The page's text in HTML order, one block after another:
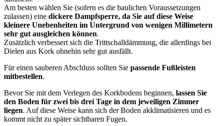
Am besten wählen Sie (sofern es die baulichen Voraussetzungen
zulassen) eine dickere Dampfsperre, da Sie auf diese Weise
kleinere Unebenheiten im Untergrund von wenigen Millimetern
sehr gut ausgleichen können.
Zusätzlich verbessert sich die Trittschalldämmung, die allerdings bei
Dielen aus Kork ohnehin sehr gut ausfällt.
Für einen sauberen Abschluss sollten Sie passende Fußleisten
mitbestellen.
Bevor Sie mit dem Verlegen des Korkbodens beginnen, lassen Sie
den Boden für zwei bis drei Tage in dem jeweiligen Zimmer
liegen. Auf diese Weise kann sich der Boden akklimatisieren und es
kommt nicht zu später sichtbaren Fugen.